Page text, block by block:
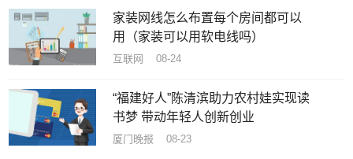
家装网线怎么布置每个房间都可以
用（家装可以用软电线吗）
互联网 08-24
“福建好人”陈清滨助力农村娃实现读
书梦 带动年轻人创新创业
厦门晚报 08-23